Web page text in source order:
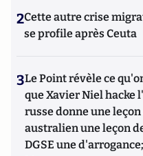
2Cette autre crise
se profile après Ceuta
3Le Point révèle ce
que Xavier Niel hacke
russe donne une
australien une leçon
DGSE une